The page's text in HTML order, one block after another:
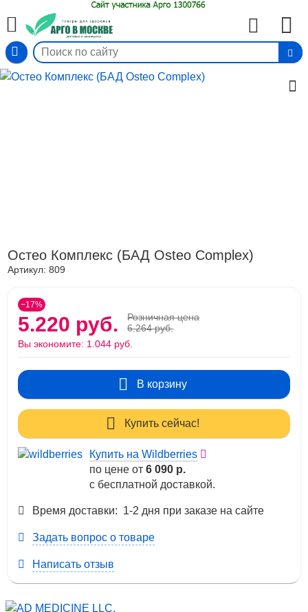
Остео Комплекс (БАД Osteo Complex)
Артикул:809
−17%
5.220 руб.
Розничная цена
6.264 руб.
Вы экономите: 1.044 руб.
В корзину
Купить сейчас!
Купить на Wildberries
по цене от6 090 р.
с бесплатной доставкой.
Время доставки: 1-2 дня при заказе на сайте
Задать вопрос о товаре
Написать отзыв